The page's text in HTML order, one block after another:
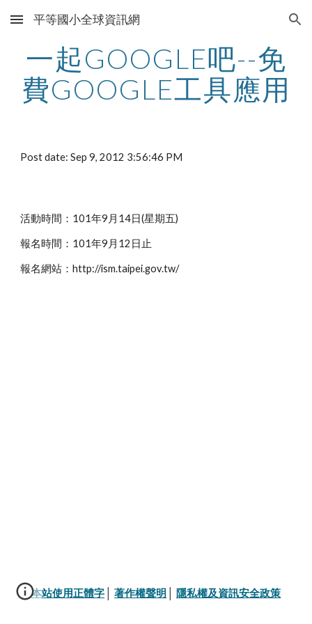
Skip to main content Skip to navigation
平等國小全球資訊網
一起GOOGLE吧--免
費GOOGLE工具應用
Post date: Sep 9, 2012 3:56:46 PM
活動時間：101年9月14日(星期五)
報名時間：101年9月12日止
報名網站：http://ism.taipei.gov.tw/
本站使用正體字 著作權聲明 隱私權及資訊安全政策